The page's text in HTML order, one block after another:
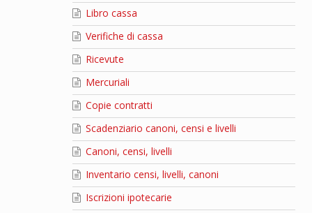
Libro cassa
Verifiche di cassa
Ricevute
Mercuriali
Copie contratti
Scadenziario canoni, censi e livelli
Canoni, censi, livelli
Inventario censi, livelli, canoni
Iscrizioni ipotecarie